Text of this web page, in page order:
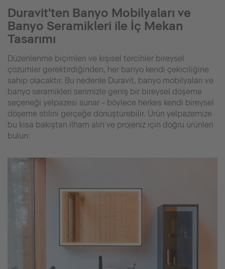
Duravit'ten Banyo Mobilyaları ve
Banyo Seramikleri ile İç Mekan
Tasarımı
Düzenlenme biçimleri ve kişisel tercihler bireysel
çözümler gerektirdiğinden, her banyo kendi çekiciliğine
sahip olacaktır. Bu nedenle Duravit, banyo mobilyaları ve
banyo seramikleri serimizle geniş bir bireysel döşeme
seçeneği yelpazesi sunar - böylece herkes kendi bireysel
döşeme stilini gerçeğe dönüştürebilir. Ürün yelpazemize
bu kısa bakıştan ilham alın ve projeniz için doğru ürünleri
bulun: